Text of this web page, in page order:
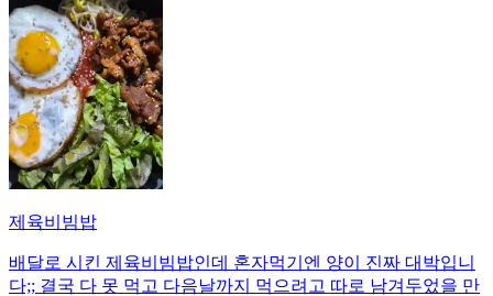
제육비빔밥
배달로 시킨 제육비빔밥인데 혼자먹기엔 양이 진짜 대박입니
다;; 결국 다 못 먹고 다음날까지 먹으려고 따로 남겨두었을 만